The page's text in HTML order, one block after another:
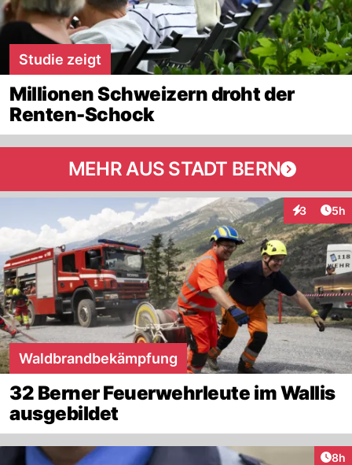
Studie zeigt
Millionen Schweizern droht der
Renten-Schock
MEHR AUS STADT BERN
3 5h
Waldbrandbekämpfung
32 Berner Feuerwehrleute im Wallis
ausgebildet
8h